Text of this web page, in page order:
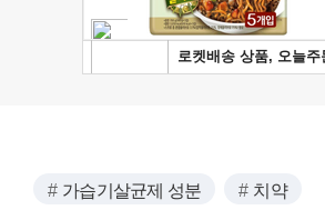
가습기살균제 성분 치약